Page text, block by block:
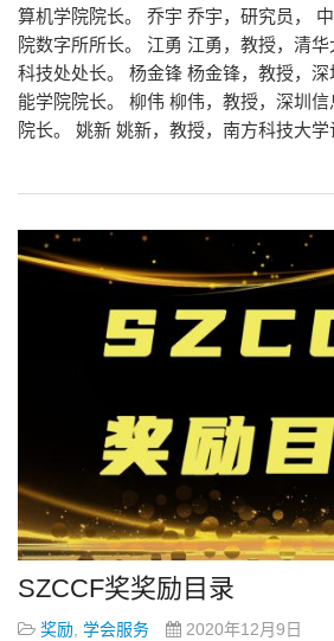
算机学院院长。 乔宇 乔宇，研究员，
院数字所所长。 江勇 江勇，教授，清
科技处处长。 杨金锋 杨金锋，教授，
能学院院长。 柳伟 柳伟，教授，深圳
院长。 姚新 姚新，教授，南方科技大
SZCCF奖奖励目录
奖励 学会服务 2020年12月9日